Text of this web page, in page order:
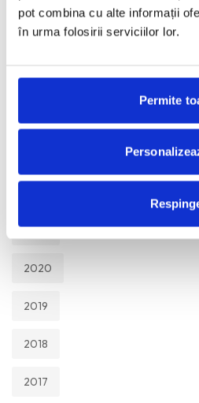
pot combina cu alte informații
în urma folosirii serviciilor lor.
Permite
2026
2025
2021
2020
2019
2018
2017